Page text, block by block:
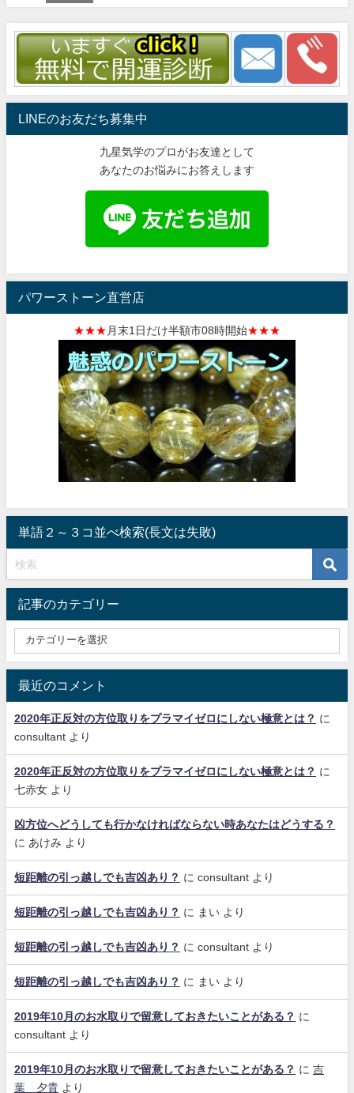
LINEのお友だち募集中
九星気学のプロがお友達として
あなたのお悩みにお答えします
パワーストーン直営店
★★★ 月末1日だけ半額市08時開始★★★
単語２～３コ並べ検索(長文は失敗)
記事のカテゴリー
最近のコメント
2020年正反対の方位取りをプラマイゼロにしない極意とは？ に
consultant より
2020年正反対の方位取りをプラマイゼロにしない極意とは？ に
七赤女 より
凶方位へどうしても行かなければならない時あなたはどうする？
に あけみ より
短距離の引っ越しでも吉凶あり？ に consultant より
短距離の引っ越しでも吉凶あり？ に まい より
短距離の引っ越しでも吉凶あり？ に consultant より
短距離の引っ越しでも吉凶あり？ に まい より
2019年10月のお水取りで留意しておきたいことがある？ に
consultant より
2019年10月のお水取りで留意しておきたいことがある？ に 吉
葉 夕貴 より